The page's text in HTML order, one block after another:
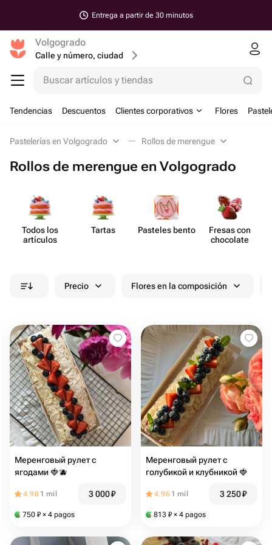
Entrega a partir de 30 minutos
Volgogrado
Calle y número, ciudad
Buscar artículos y tiendas
Tendencias Descuentos Clientes corporativos Flores
Pastelerías en Volgogrado Rollos de merengue
Rollos de merengue en Volgogrado
Todos los
artículos
Tartas Pasteles bento
Fresas con
chocolate
Precio Flores en la composición
Меренговый рулет с
ягодами 🍓🫐
4.98 1 mil 3 000₽
750 ₽ × 4 pagos
Меренговый рулет с
голубикой и клубникой 🍓
4.96 1 mil 3 250₽
813 ₽ × 4 pagos